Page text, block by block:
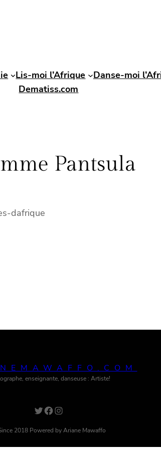
Lis-moi l’Afrique
Danse-moi
Dematiss.com
Pantsula
dafrique
enseignante, danseuse : Artiste!
Twitter Facebook Instagram
2018 Powered by Ariane Mawaffo